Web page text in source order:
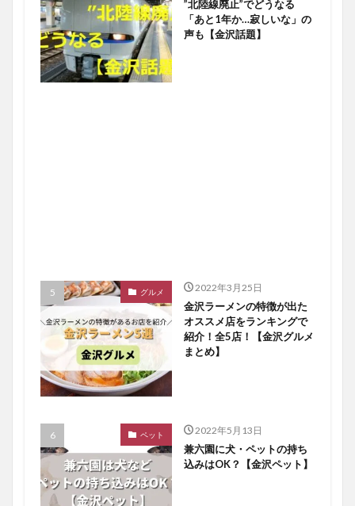
”北陸線廃止”でどうなる
「あと1年か…寂しいな」の
声も【金沢話題】
グルメ 2022年3月25日
金沢ラーメンの特徴が出た
オススメ店をランキングで
紹介！全5店！【金沢グルメ
まとめ】
ペット 2022年5月13日
兼六園に犬・ペットの持ち
込みはOK？【金沢ペット】